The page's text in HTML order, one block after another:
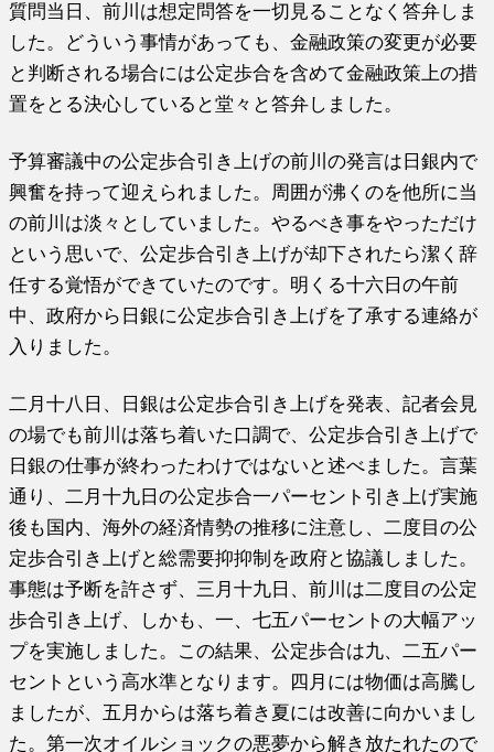
質問当日、前川は想定問答を一切見ることなく答弁しま
した。どういう事情があっても、金融政策の変更が必要
と判断される場合には公定歩合を含めて金融政策上の措
置をとる決心していると堂々と答弁しました。
予算審議中の公定歩合引き上げの前川の発言は日銀内で
興奮を持って迎えられました。周囲が沸くのを他所に当
の前川は淡々としていました。やるべき事をやっただけ
という思いで、公定歩合引き上げが却下されたら潔く辞
任する覚悟ができていたのです。明くる十六日の午前
中、政府から日銀に公定歩合引き上げを了承する連絡が
入りました。
二月十八日、日銀は公定歩合引き上げを発表、記者会見
の場でも前川は落ち着いた口調で、公定歩合引き上げで
日銀の仕事が終わったわけではないと述べました。言葉
通り、二月十九日の公定歩合一パーセント引き上げ実施
後も国内、海外の経済情勢の推移に注意し、二度目の公
定歩合引き上げと総需要抑抑制を政府と協議しました。
事態は予断を許さず、三月十九日、前川は二度目の公定
歩合引き上げ、しかも、一、七五パーセントの大幅アッ
プを実施しました。この結果、公定歩合は九、二五パー
セントという高水準となります。四月には物価は高騰し
ましたが、五月からは落ち着き夏には改善に向かいまし
た。第一次オイルショックの悪夢から解き放たれたので